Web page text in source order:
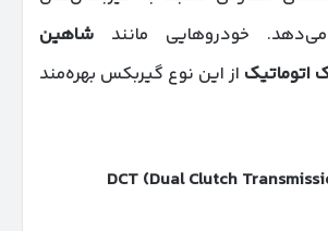
خودروهایی مانند شاهین
اتوماتیک از این نوع گیربکس بهره‌مند